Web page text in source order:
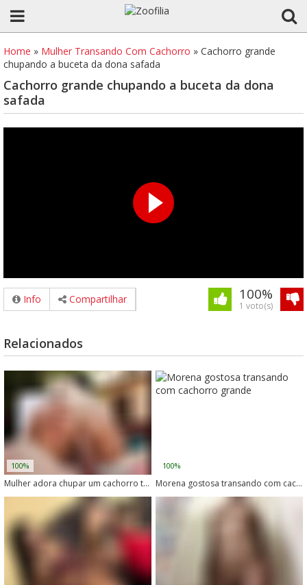
Home » Mulher Transando Com Cachorro » Cachorro grande
chupando a buceta da dona safada
Cachorro grande chupando a buceta da dona
safada
Info Compartilhar 100%
1 voto(s)
Relacionados
100%
Mulher adora chupar um cachorro tarado
100%
Morena gostosa transando com cachorro grande